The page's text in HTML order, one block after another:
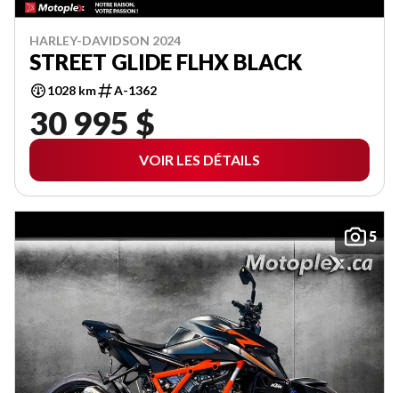
HARLEY-DAVIDSON 2024
STREET GLIDE FLHX BLACK
1028 km A-1362
30 995 $
VOIR LES DÉTAILS
5